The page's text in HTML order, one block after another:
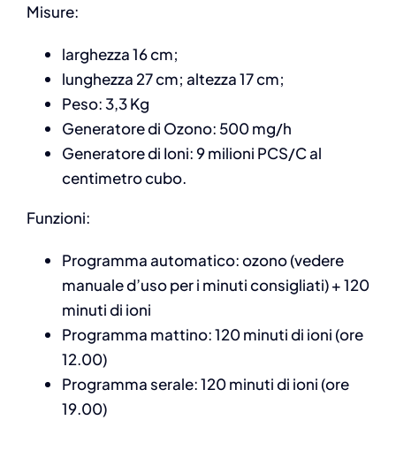
Misure:
larghezza 16 cm;
lunghezza 27 cm; altezza 17 cm;
Peso: 3,3 Kg
Generatore di Ozono: 500 mg/h
Generatore di Ioni: 9 milioni PCS/C al
centimetro cubo.
Funzioni:
Programma automatico: ozono (vedere
manuale d’uso per i minuti consigliati) + 120
minuti di ioni
Programma mattino: 120 minuti di ioni (ore
12.00)
Programma serale: 120 minuti di ioni (ore
19.00)